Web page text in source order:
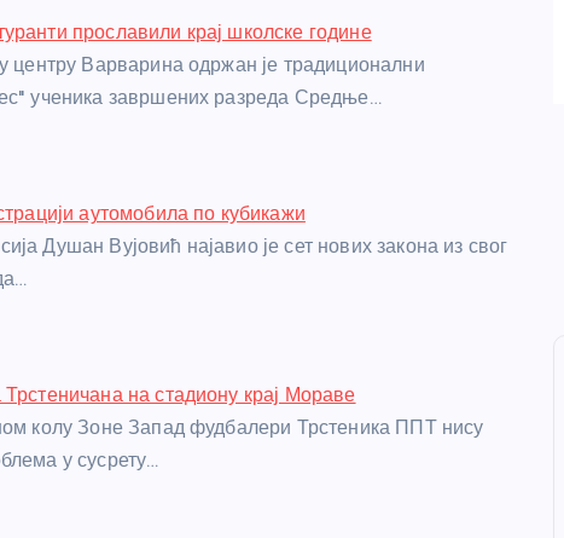
прославили крај школске године
центру Варварина одржан је традиционални
ученика завршених разреда Средње…
аутомобила по кубикажи
Душан Вујовић најавио је сет нових закона из свог
на стадиону крај Мораве
колу Зоне Запад фудбалери Трстеника ППТ нису
у сусрету…